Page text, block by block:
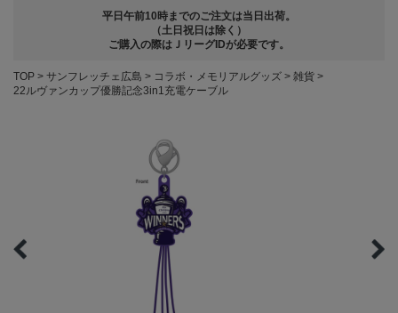
平日午前10時までのご注文は当日出荷。
（土日祝日は除く）
ご購入の際はＪリーグIDが必要です。
TOP サンフレッチェ広島 コラボ・メモリアルグッズ
雑貨
22ルヴァンカップ優勝記念3in1充電ケーブル